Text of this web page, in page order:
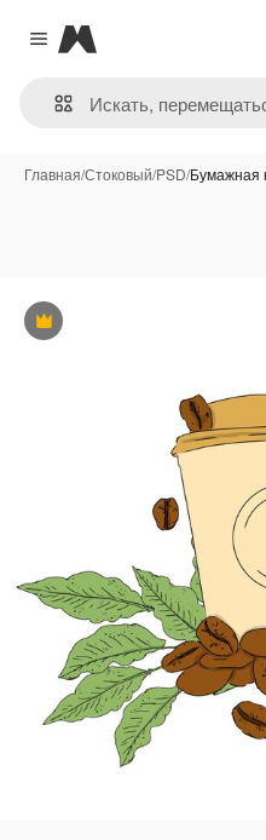
Close menu
Magnific
Главная/Стоковый/PSD/Бумажная
Премиум